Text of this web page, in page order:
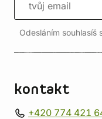
Odesláním souhlasíš
kontakt
+420 774 421